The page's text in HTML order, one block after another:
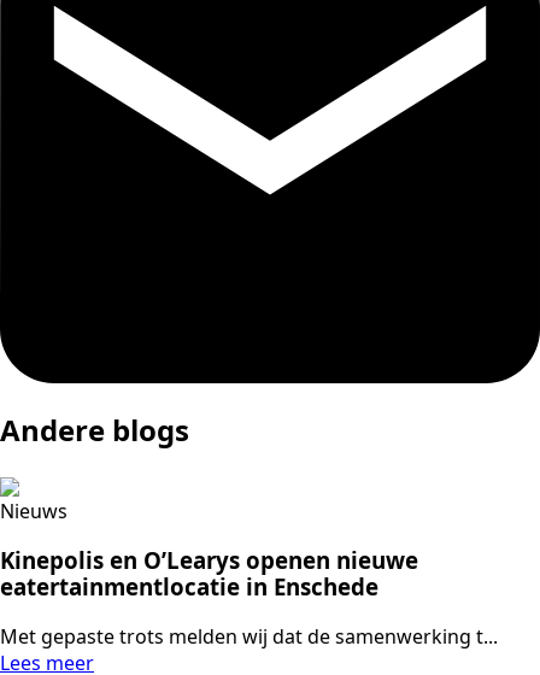
Andere blogs
Nieuws
Kinepolis en O’Learys openen nieuwe
eatertainmentlocatie in Enschede
Met gepaste trots melden wij dat de samenwerking t...
Lees meer